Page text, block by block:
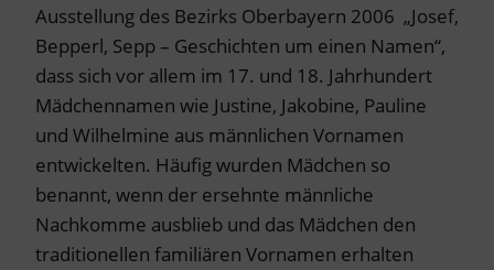
Ausstellung des Bezirks Oberbayern 2006 „Josef,
Bepperl, Sepp – Geschichten um einen Namen“,
dass sich vor allem im 17. und 18. Jahrhundert
Mädchennamen wie Justine, Jakobine, Pauline
und Wilhelmine aus männlichen Vornamen
entwickelten. Häufig wurden Mädchen so
benannt, wenn der ersehnte männliche
Nachkomme ausblieb und das Mädchen den
traditionellen familiären Vornamen erhalten